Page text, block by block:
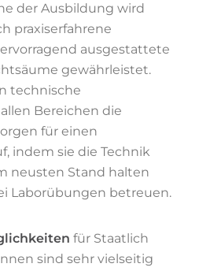
der Ausbildung wird
praxiserfahrene
ausgestattete
gewährleistet.
technische
Bereichen die
für einen
indem sie die Technik
neusten Stand halten
Laborübungen betreuen.
für Staatlich
sind sehr vielseitig